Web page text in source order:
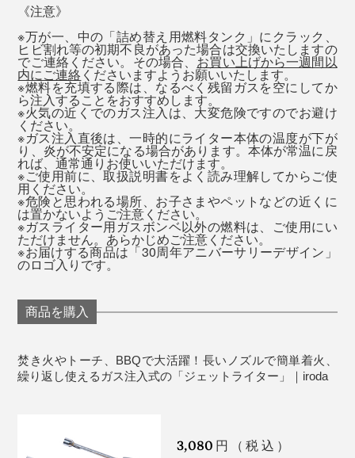
です。
ルトーチ」、使い切りグリル「Craft Grill」を着火する際
燃料タンクの底面にある、ガス注入口を真上に向け、よ
く振ったガスボンベのノズルを垂直に差し込み強く押し
ます。
《注意》
※万が一、中の「詰め替え用燃料タンク」にクラック、
ヒビ割れ等の初期不良があった場合は交換いたしますの
でご連絡ください。その場合、お買い上げから一週間以
内にご連絡くださいますようお願いいたします。
※燃料を充填する際は、なるべく残留ガスを空にしてか
ら注入することをおすすめします。
※火気の近くでのガス注入は、大変危険ですのでお避け
ください。
※ガス注入直後は、一時的にライター本体の温度が下が
り、炎が不安定になる場合があります。本体が常温に戻
れば、通常通りお使いいただけます。
※ご使用前に、取扱説明書をよく読み理解してからご使
用ください。
※危険と思われる場所、お子さまやペットなどの近くに
は置かないようご注意ください。
※ガスライター用ガスボンベ以外の燃料は、ご使用にい
ただけません。あらかじめご注意ください。
※お届けする商品は「30周年アニバーサリーデザイン」
のロゴ入りです。
商品を購入
焚き火やトーチ、BBQで大活躍！長いノズルで簡単着火、
繰り返し使えるガス注入式の「ジェットライター」｜iroda
3,080 円（税込）